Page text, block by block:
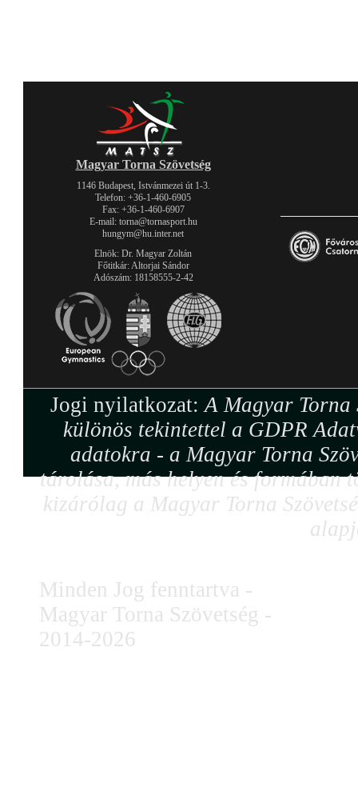
Magyar Torna Szövetség
1146 Budapest, Istvánmezei út 1-3.
Telefon: +36-1-460-6905
Fax: +36-1-460-6907
E-mail: torna@tornasport.hu
hungym@hu.inter.net
Elnök: Dr. Magyar Zoltán
Főtitkár: Altorjai Sándor
Adószám: 18158555-2-42
Jogi nyilatkozat:A Magyar Torna
különös tekintettel a GDPR
adatokra - a Magyar Torna
tárolása, más helyen és formában
kizárólag a Magyar Torna
Minden Jog fenntartva -
Magyar Torna Szövetség -
2014-2026